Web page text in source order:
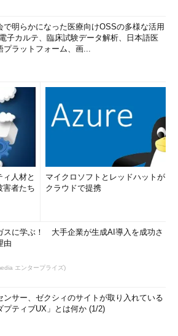
で明らかになった医療向けOSSの多様な活用
子カルテ、臨床試験データ解析、日本語医
プラットフォーム、画...
人材と
害者たち
マイクロソフトとレッドハットが
クラウドで提携
スに学ぶ！ 大手企業が生成AI導入を成功さ
由
エンタープライズ)
ンサー、ゼクシィのサイトが取り入れている
プティブUX」とは何か (1/2)